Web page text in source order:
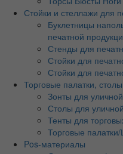
Стойки и стеллажи для
Буклетницы
печатной
Стенды для
Стойки для
Стойки для
Торговые палатки,
Зонты для
Столы для
Тенты для
Торговые
Pos-материалы